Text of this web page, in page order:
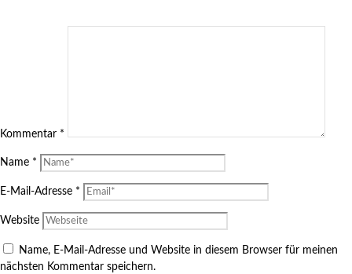
Kommentar *
Name *
E-Mail-Adresse *
Website
Name, E-Mail-Adresse und Website in diesem Browser für meinen
nächsten Kommentar speichern.